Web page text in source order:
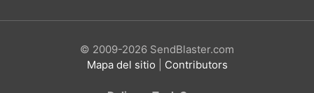
© 2009-2026 SendBlaster.com
Mapa del sitio
Contributors